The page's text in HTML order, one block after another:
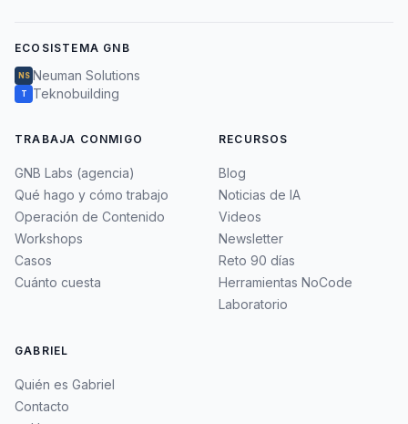
ECOSISTEMA GNB
NS Neuman Solutions
T Teknobuilding
TRABAJA CONMIGO
GNB Labs (agencia)
Qué hago y cómo trabajo
Operación de Contenido
Workshops
Casos
Cuánto cuesta
RECURSOS
Blog
Noticias de IA
Videos
Newsletter
Reto 90 días
Herramientas NoCode
Laboratorio
GABRIEL
Quién es Gabriel
Contacto